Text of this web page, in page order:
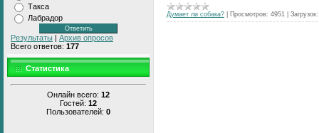
Такса
Лабрадор
Результаты | Архив опросов
Всего ответов: 177
Статистика
Онлайн всего: 12
Гостей: 12
Пользователей: 0
Думает ли собака? Просмотров: 4951 Загрузок: